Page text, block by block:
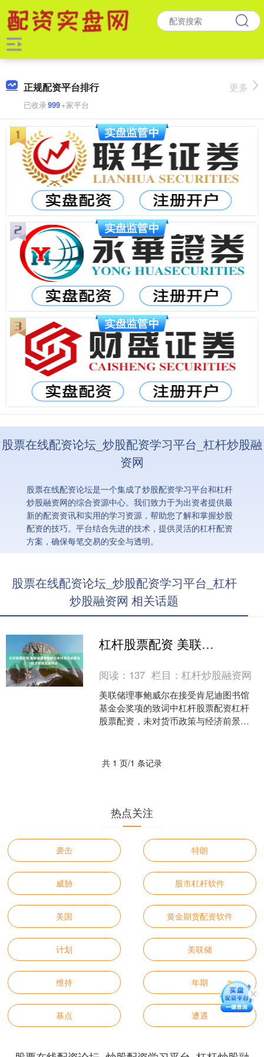
正规配资平台排行
已收录999+家平台
更多
股票在线配资论坛_炒股配资学习平台_杠杆炒股融
资网
股票在线配资论坛是一个集成了炒股配资学习平台和杠杆
炒股融资网的综合资源中心。我们致力于为出资者提供最
新的配资资讯和实用的学习资源，帮助您了解和掌握炒股
配资的技巧。平台结合先进的技术，提供灵活的杠杆配资
方案，确保每笔交易的安全与透明。
股票在线配资论坛_炒股配资学习平台_杠杆
炒股融资网 相关话题
杠杆股票配资 美联储理事鲍威尔未对货币政策与经济前景发表评论
阅读： 137 栏目：杠杆炒股融资网
美联储理事鲍威尔在接受肯尼迪图书馆
基金会奖项的致词中杠杆股票配资杠杆
股票配资，未对货币政策与经济前景发
共 1 页/1 条记录
热点关注
袭击 特朗
威胁 股市杠杆软件
美国 黄金期货配资软件
计划 美联储
维持 年期
基点 遭遇